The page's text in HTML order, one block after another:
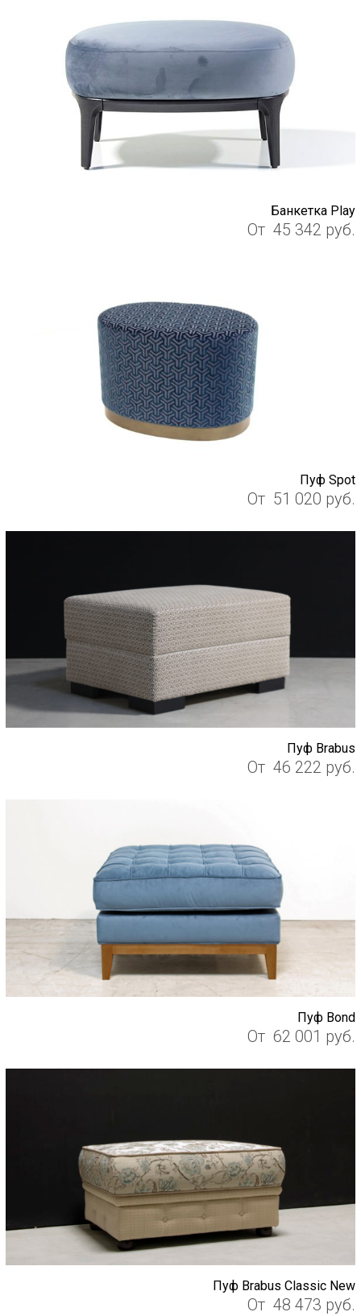
Банкетка Play
От 45 342 руб.
Пуф Spot
От 51 020 руб.
Пуф Brabus
От 46 222 руб.
Пуф Bond
От 62 001 руб.
Пуф Brabus Classic New
От 48 473 руб.